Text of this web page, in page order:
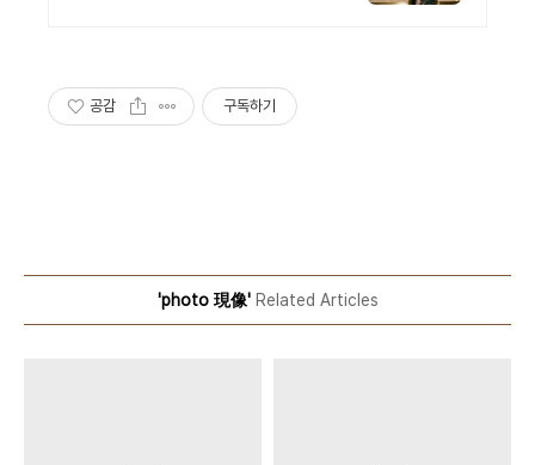
원돌싱만 참여
공감 구독하기
'photo 現像'Related Articles